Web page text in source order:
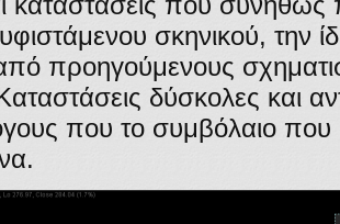
σκηνικού, την
προηγούμενους
δύσκολες και
που το συμβόλαιο που